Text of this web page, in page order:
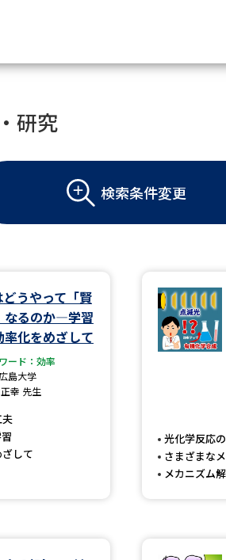
大学・短大の資料種
大学パンフ
学部・学科
総合型選抜・学校推薦型
大学・短大以外の
専門学校の資料請求 大
大学入学共通テスト「受
大学入学共通テスト「受
高等学校（情報）教員資
研究
検索条件変更
どうやって「賢
なるのか―学習
率化をめざして
ード：効率
島大学
幸 先生
ざして
光化学反応
さまざまな
メカニズム